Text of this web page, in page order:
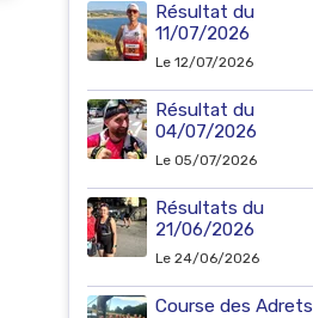
Résultat du
11/07/2026
Le 12/07/2026
Résultat du
04/07/2026
Le 05/07/2026
Résultats du
21/06/2026
Le 24/06/2026
Course des Adrets